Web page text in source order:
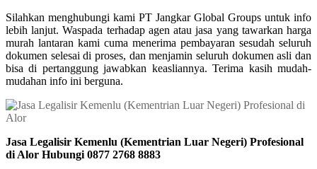
Silahkan menghubungi kami PT Jangkar Global Groups untuk info
lebih lanjut. Waspada terhadap agen atau jasa yang tawarkan harga
murah lantaran kami cuma menerima pembayaran sesudah seluruh
dokumen selesai di proses, dan menjamin seluruh dokumen asli dan
bisa di pertanggung jawabkan keasliannya. Terima kasih mudah-
mudahan info ini berguna.
Jasa Legalisir Kemenlu (Kementrian Luar Negeri) Profesional
di Alor Hubungi 0877 2768 8883